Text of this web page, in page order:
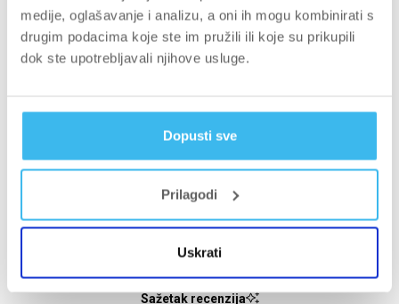
medije, oglašavanje i analizu, a oni ih mogu kombinirati s
drugim podacima koje ste im pružili ili koje su prikupili
dok ste upotrebljavali njihove usluge.
Dopusti sve
Prilagodi
Uskrati
zvjezdica:
1.5k
zvjezdica:
102
zvjezdica:
22
zvjezdica:
6
zvjezdica:
16
Sažetak recenzija